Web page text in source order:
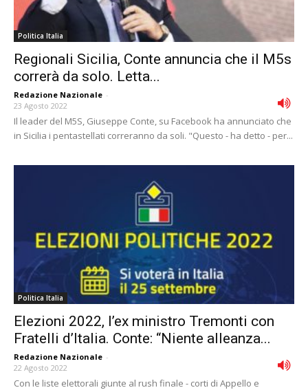
Politica Italia
Regionali Sicilia, Conte annuncia che il M5s
correrà da solo. Letta...
Redazione Nazionale -
23 Agosto 2022
Il leader del M5S, Giuseppe Conte, su Facebook ha annunciato che
in Sicilia i pentastellati correranno da soli. "Questo - ha detto - per...
Politica Italia
Elezioni 2022, l’ex ministro Tremonti con
Fratelli d’Italia. Conte: “Niente alleanza...
Redazione Nazionale -
22 Agosto 2022
Con le liste elettorali giunte al rush finale - corti di Appello e